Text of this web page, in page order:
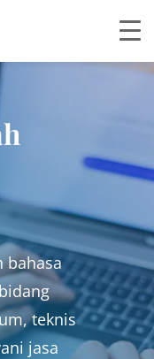
bahasa
teknis
jasa